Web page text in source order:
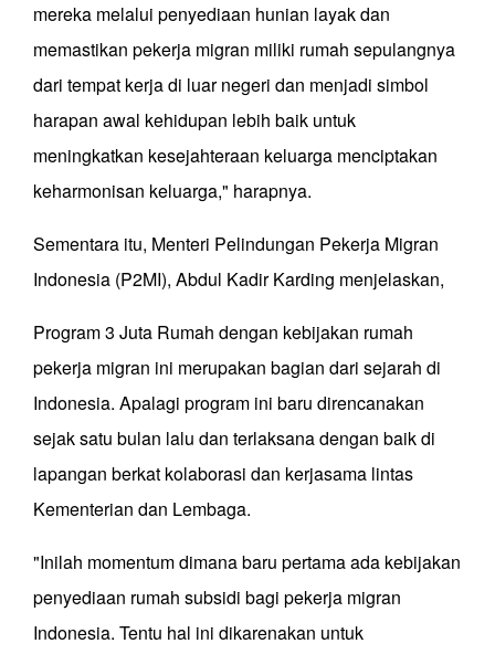
mereka melalui penyediaan hunian layak dan
memastikan pekerja migran miliki rumah sepulangnya
dari tempat kerja di luar negeri dan menjadi simbol
harapan awal kehidupan lebih baik untuk
meningkatkan kesejahteraan keluarga menciptakan
keharmonisan keluarga," harapnya.
Sementara itu, Menteri Pelindungan Pekerja Migran
Indonesia (P2MI), Abdul Kadir Karding menjelaskan,
Program 3 Juta Rumah dengan kebijakan rumah
pekerja migran ini merupakan bagian dari sejarah di
Indonesia. Apalagi program ini baru direncanakan
sejak satu bulan lalu dan terlaksana dengan baik di
lapangan berkat kolaborasi dan kerjasama lintas
Kementerian dan Lembaga.
"Inilah momentum dimana baru pertama ada kebijakan
penyediaan rumah subsidi bagi pekerja migran
Indonesia. Tentu hal ini dikarenakan untuk